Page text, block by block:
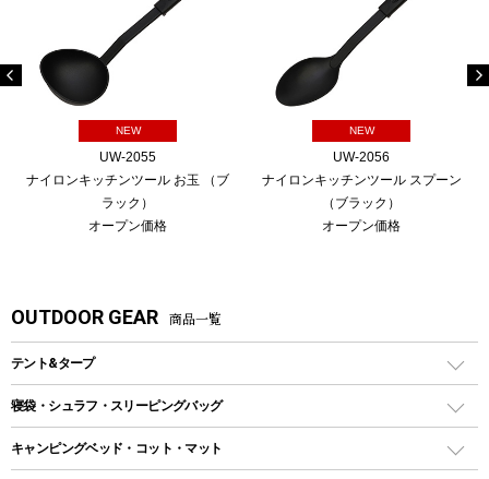
NEW
UW-2055
ナイロンキッチンツール お玉 （ブ
ラック）
オープン価格
NEW
UW-2056
ナイロンキッチンツール スプーン
（ブラック）
オープン価格
OUTDOOR GEAR 商品一覧
テント&タープ
テント
ツールームテント
寝袋・シュラフ・スリーピングバッグ
レクタングラー型（封筒型）シュラフ
キャンピングベッド・コット・マット